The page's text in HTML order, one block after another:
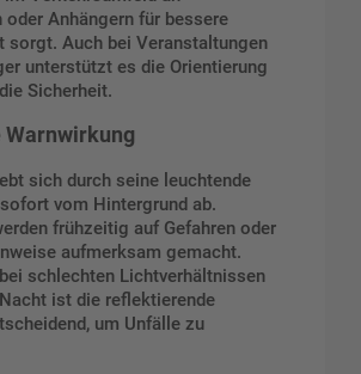
oder Anhängern für bessere
sorgt. Auch bei Veranstaltungen
unterstützt es die Orientierung
Sicherheit.
Warnwirkung
sich durch seine leuchtende
vom Hintergrund ab.
frühzeitig auf Gefahren oder
aufmerksam gemacht.
schlechten Lichtverhältnissen
ist die reflektierende
um Unfälle zu